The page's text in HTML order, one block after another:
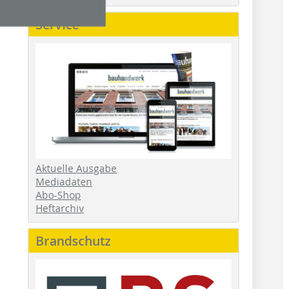
Service
Aktuelle Ausgabe
Mediadaten
Abo-Shop
Heftarchiv
Brandschutz